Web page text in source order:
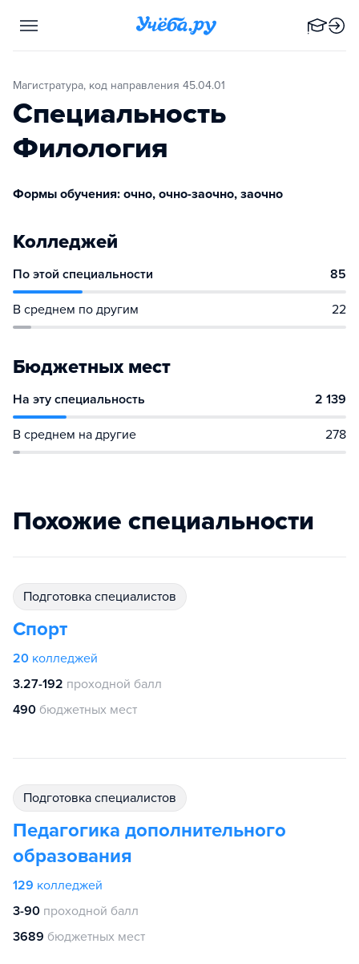
Магистратура, код направления 45.04.01
Специальность
Филология
Формы обучения: очно, очно-заочно, заочно
Колледжей
По этой специальности 85
В среднем по другим 22
Бюджетных мест
На эту специальность 2 139
В среднем на другие 278
Похожие специальности
подготовка специалистов
Спорт
20 колледжей
3.27-192 проходной балл
490 бюджетных мест
подготовка специалистов
Педагогика дополнительного
образования
129 колледжей
3-90 проходной балл
3689 бюджетных мест